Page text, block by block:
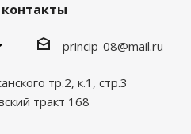
princip-08@mail.ru
тр.2, к.1, стр.3
тракт 168